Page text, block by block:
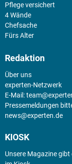
Pflege versichert
4 Wände
Chefsache
Fürs Alter
Redaktion
Über uns
experten-Netzwerk
E-Mail:
Pressemeldungen
news@experten.de
KIOSK
Unsere Magazine gibt